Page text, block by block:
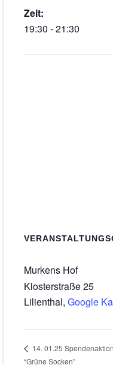
Zeit:
19:30 - 21:30
Murkens Hof
Klosterstraße 25
Lilienthal, Google
14. 01.25 Spendenaktion
“Grüne Socken”